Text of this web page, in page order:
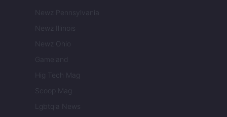
Newz Pennsylvania
Newz Illinois
Newz Ohio
Gameland
Hig Tech Mag
Scoop Mag
Lgbtqia News